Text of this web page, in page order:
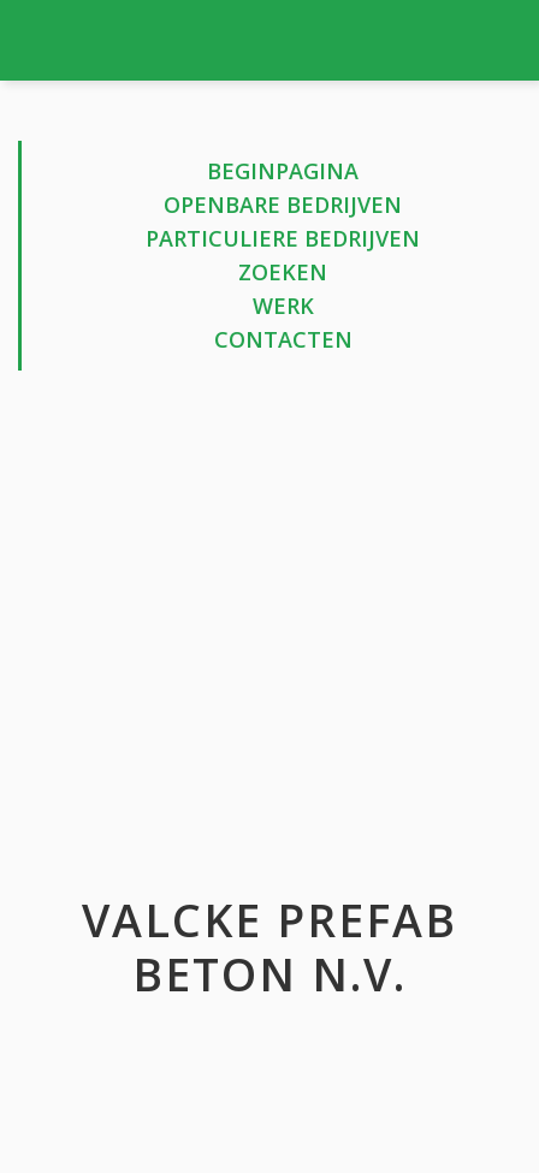
BEGINPAGINA
OPENBARE BEDRIJVEN
PARTICULIERE BEDRIJVEN
ZOEKEN
WERK
CONTACTEN
VALCKE PREFAB
BETON N.V.